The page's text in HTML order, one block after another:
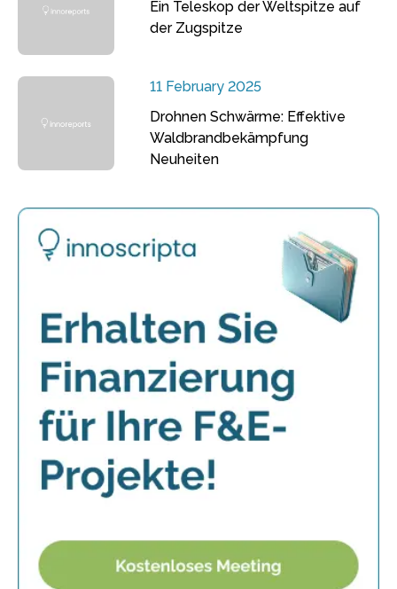
Ein Teleskop der Weltspitze auf
der Zugspitze
11 February 2025
Drohnen Schwärme: Effektive
Waldbrandbekämpfung
Neuheiten